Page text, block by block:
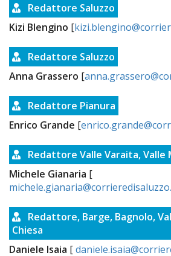
Redattore Saluzzo
Kizi Blengino [
Redattore Saluzzo
Anna Grassero [
Redattore Pianura
Enrico Grande [
Redattore Valle Varaita, Valle
Michele Gianaria [
Redattore, Barge, Bagnolo,
Chiesa
Daniele Isaia [